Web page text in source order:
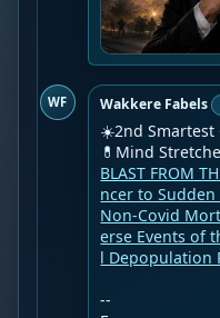
WF Wakkere Fabels
☀️2nd
BLAST FROM
ncer to
Non-Covid
erse Events of
l Depopulation
--